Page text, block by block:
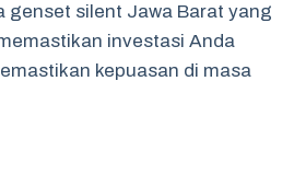
genset silent Jawa Barat yang
investasi Anda
kepuasan di masa